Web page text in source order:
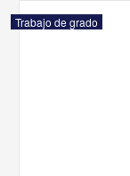
Trabajo de grado